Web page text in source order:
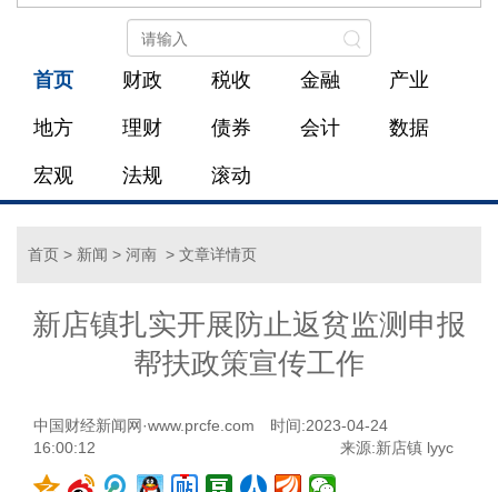
首页 财政 税收 金融 产业
地方 理财 债券 会计 数据
宏观 法规 滚动
首页 > 新闻 > 河南 > 文章详情页
新店镇扎实开展防止返贫监测申报
帮扶政策宣传工作
中国财经新闻网·www.prcfe.com
时间:2023-04-24
16:00:12
来源:新店镇 lyyc